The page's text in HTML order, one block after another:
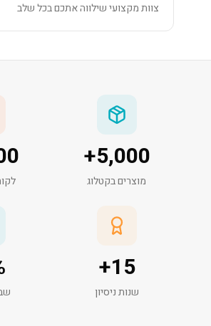
צוות מקצועי שילווה אתכם בכל שלב
5,000
+
מוצרים בקטלוג
15
+
שנות ניסיון